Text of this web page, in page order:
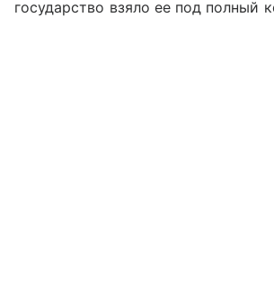
государство взяло ее под полный